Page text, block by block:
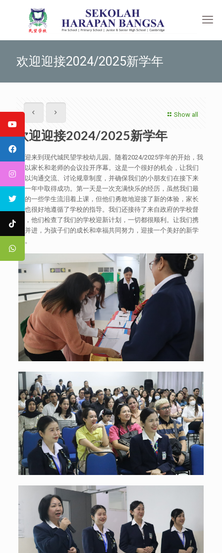
欢迎迎接2024/2025新学年
Show all
欢迎迎接2024/2025新学年
欢迎来到现代城民望学校幼儿园。随着2024/2025学年的开始，我
们以家长和老师的会议拉开序幕。这是一个很好的机会，让我们
可以沟通交流、讨论规章制度，并确保我们的小朋友们在接下来
的一年中取得成功。第一天是一次充满快乐的经历，虽然我们最
小的一些学生流泪着上课，但他们勇敢地迎接了新的体验，家长
们也很好地遵循了学校的指导。我们还接待了来自政府的学校督
学，他们检查了我们的学校迎新计划，一切都很顺利。让我们携
手并进，为孩子们的成长和幸福共同努力，迎接一个美好的新学
年。